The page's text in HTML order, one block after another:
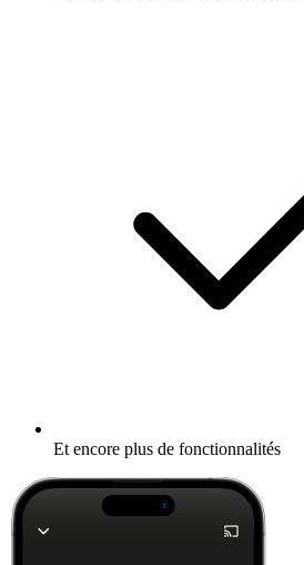
Et encore plus de fonctionnalités